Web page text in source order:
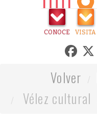
CONOCE VISITA
Volver
Vélez cultural